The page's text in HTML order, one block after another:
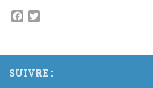
Facebook
SUIVRE :